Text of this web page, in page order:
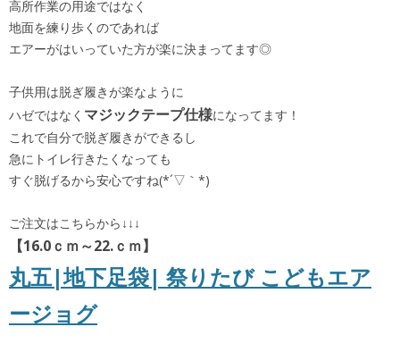
高所作業の用途ではなく
地面を練り歩くのであれば
エアーがはいっていた方が楽に決まってます◎
子供用は脱ぎ履きが楽なように
ハゼではなく マジックテープ仕様になってます！
これで自分で脱ぎ履きができるし
急にトイレ行きたくなっても
すぐ脱げるから安心ですね(*´▽｀*)
ご注文はこちらから↓↓↓
【16.0ｃｍ～22.ｃｍ】
丸五|地下足袋| 祭りたび こどもエア
ージョグ